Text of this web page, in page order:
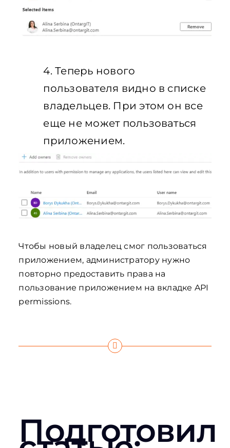
4. Теперь нового
пользователя видно в списке
владельцев. При этом он все
еще не может пользоваться
приложением.
Чтобы новый владелец смог пользоваться
приложением, администратору нужно
повторно предоставить права на
пользование приложением на вкладке API
permissions.
Подготовил